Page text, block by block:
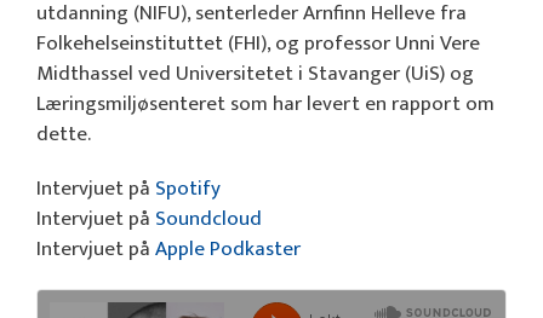
utdanning (NIFU), senterleder Arnfinn Helleve fra
Folkehelseinstituttet (FHI), og professor Unni Vere
Midthassel ved Universitetet i Stavanger (UiS) og
Læringsmiljøsenteret som har levert en rapport om
dette.
Intervjuet på Spotify
Intervjuet på Soundcloud
Intervjuet påApple Podkaster